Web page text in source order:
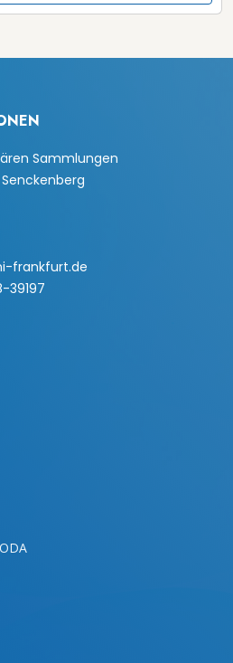
Sammlungen
frankfurt.de